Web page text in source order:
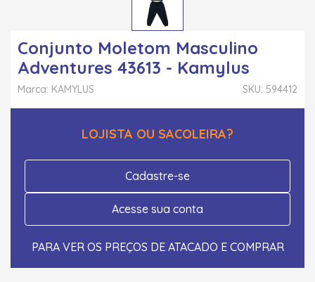
Conjunto Moletom Masculino
Adventures 43613 - Kamylus
SKU: 594412
Marca: KAMYLUS
LOJISTA OU SACOLEIRA?
Cadastre-se
Acesse sua conta
PARA VER OS PREÇOS DE ATACADO E COMPRAR